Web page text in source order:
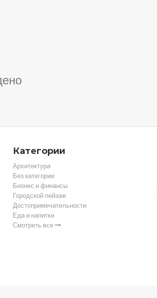
Категории
Архитектура
Без категории
Бизнес и финансы
Городской пейзаж
Достопримечательности
Еда и напитки
Смотреть все